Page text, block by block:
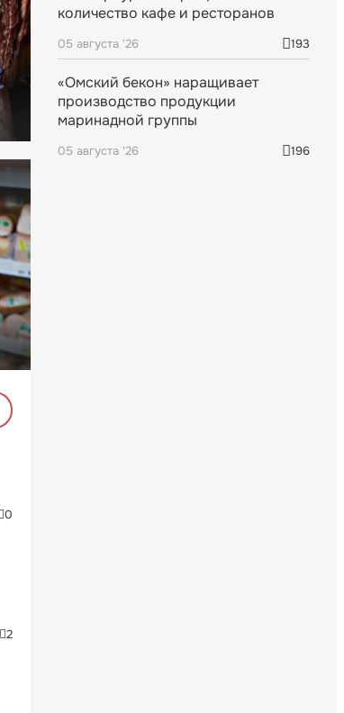
0
2
количество кафе и ресторанов
05 августа '26 193
«Омский бекон» наращивает
производство продукции
маринадной группы
05 августа '26 196